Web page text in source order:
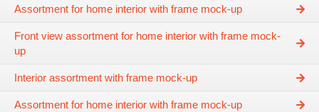
Assortment for home interior with frame mock-up
Front view assortment for home interior with frame mock-
up
Interior assortment with frame mock-up
Assortment for home interior with frame mock-up